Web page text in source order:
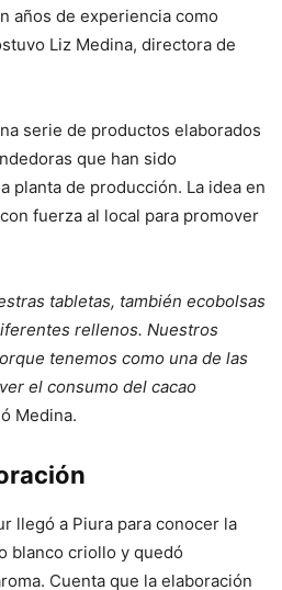
años de experiencia como
Liz Medina, directora de
serie de productos elaborados
que han sido
planta de producción. La idea en
fuerza al local para promover
tabletas, también ecobolsas
rellenos. Nuestros
tenemos como una de las
el consumo del cacao
Medina.
llegó a Piura para conocer la
blanco criollo y quedó
Cuenta que la elaboración